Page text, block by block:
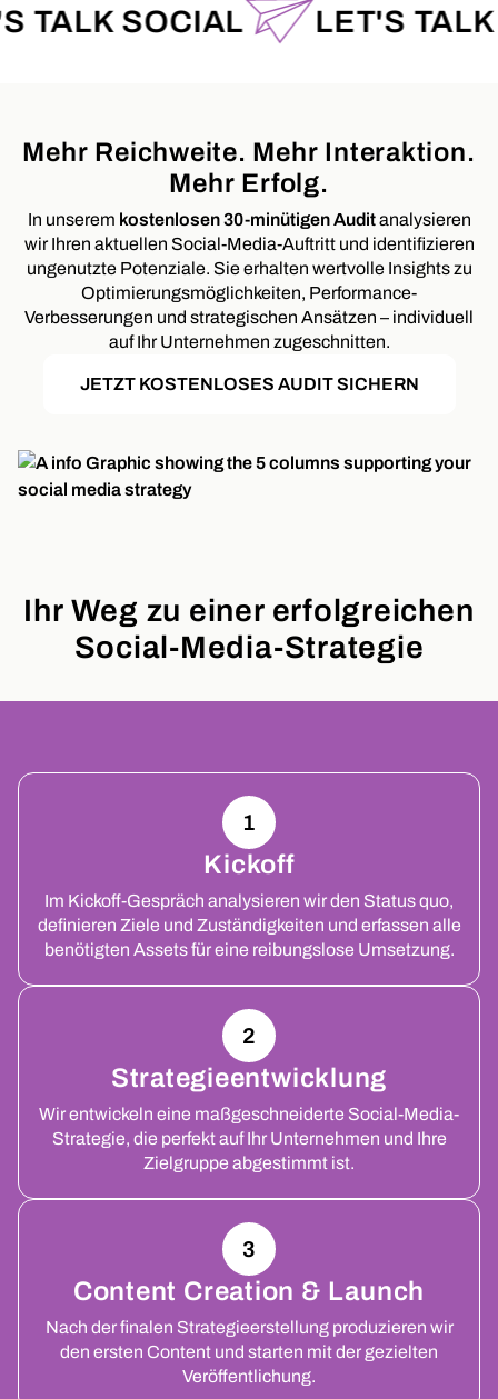
SOCIAL LET'S TALK
Mehr Reichweite. Mehr Interaktion.
Mehr Erfolg.
In unserem kostenlosen 30-minütigen Auditanalysieren
wir Ihren aktuellen Social-Media-Auftritt und identifizieren
ungenutzte Potenziale. Sie erhalten wertvolle Insights zu
Optimierungsmöglichkeiten, Performance-
Verbesserungen und strategischen Ansätzen – individuell
auf Ihr Unternehmen zugeschnitten.
JETZT KOSTENLOSES AUDIT SICHERN
Ihr Weg zu einer erfolgreichen
Social-Media-Strategie
1
Kickoff
Im Kickoff-Gespräch analysieren wir den Status quo,
definieren Ziele und Zuständigkeiten und erfassen alle
benötigten Assets für eine reibungslose Umsetzung.
Strategieentwicklung
Wir entwickeln eine maßgeschneiderte Social-Media-
Strategie, die perfekt auf Ihr Unternehmen und Ihre
Zielgruppe abgestimmt ist.
2
3
Content Creation & Launch
Nach der finalen Strategieerstellung produzieren wir
den ersten Content und starten mit der gezielten
Veröffentlichung.